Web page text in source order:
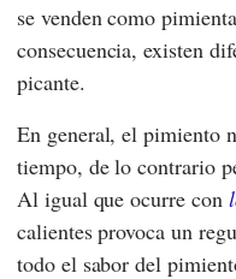
se venden como
consecuencia, existen
picante.
En general, el pimiento
tiempo, de lo contrario
Al igual que ocurre con
calientes provoca un
todo el sabor del